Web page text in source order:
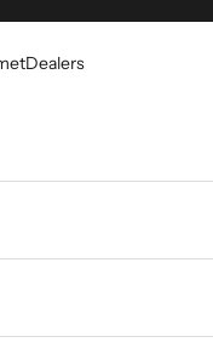
Dealers